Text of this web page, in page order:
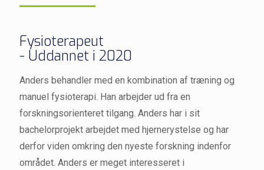
Fysioterapeut
- Uddannet i 2020
Anders behandler med en kombination af træning og
manuel fysioterapi. Han arbejder ud fra en
forskningsorienteret tilgang. Anders har i sit
bachelorprojekt arbejdet med hjernerystelse og har
derfor viden omkring den nyeste forskning indenfor
området. Anders er meget interesseret i